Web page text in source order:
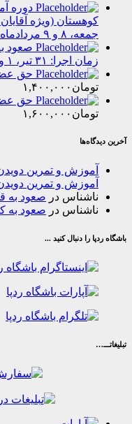
دوره آموزشی
(ویژه آقایان و
تومان
۳۱ تیر، ۱ و ۲ مردادماه ۱۴۰۵
حق عضویت سال ۱۴۰۵ عضویت رسمی
۱,۴۰۰,۰۰۰
حق عضویت سال ۱۴۰۵ عضویت رسمی
۱,۶۰۰,۰۰۰
و تمرین دویدن –
و تمرین دویدن
درصعود به قله دماوند
درصعود به کوه هزار
دنبال کنید ...